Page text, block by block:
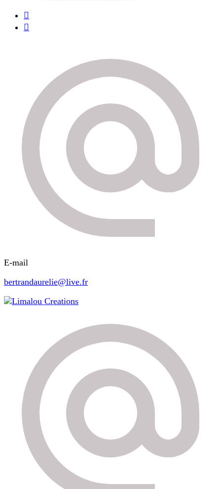
E-mail
bertrandaurelie@live.fr
Limalou Creations